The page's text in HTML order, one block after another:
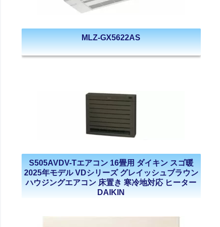
MLZ-GX5622AS
S505AVDV-Tエアコン 16畳用 ダイキン スゴ暖
2025年モデル VDシリーズ グレイッシュブラウン
ハウジングエアコン 床置き 寒冷地対応 ヒーター
DAIKIN